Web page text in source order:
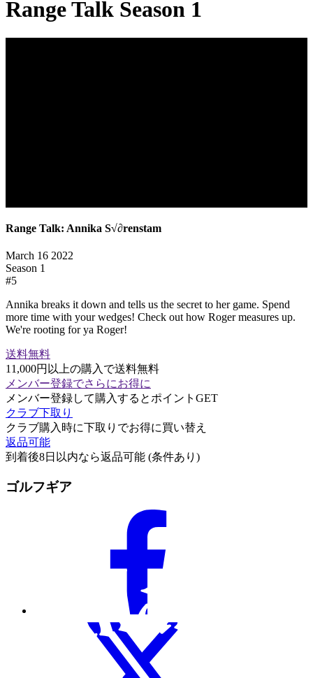
Range Talk Season 1
Range Talk: Annika S√∂renstam
March 16 2022
Season 1
#5
Annika breaks it down and tells us the secret to her game. Spend
more time with your wedges! Check out how Roger measures up.
We're rooting for ya Roger!
送料無料
11,000円以上の購入で送料無料
メンバー登録でさらにお得に
メンバー登録して購入するとポイントGET
クラブ下取り
クラブ購入時に下取りでお得に買い替え
返品可能
到着後8日以内なら返品可能 (条件あり)
ゴルフギア